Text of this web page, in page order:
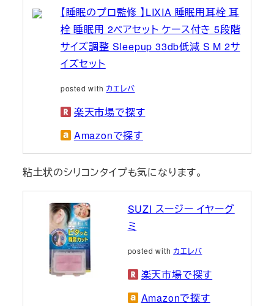
【睡眠のプロ監修 】LIXIA 睡眠用耳栓 耳
栓 睡眠用 2ペアセット ケース付き 5段階
サイズ調整 Sleepup 33db低減 S M 2サ
イズセット
posted with カエレバ
楽天市場で探す
Amazonで探す
粘土状のシリコンタイプも気になります。
SUZI スージー イヤーグ
ミ
posted with カエレバ
楽天市場で探す
Amazonで探す